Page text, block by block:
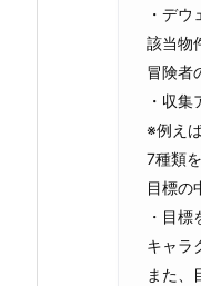
・デ
該当物
冒険者
・収
※例え
7種類
目標の
・目
キャラ
また、